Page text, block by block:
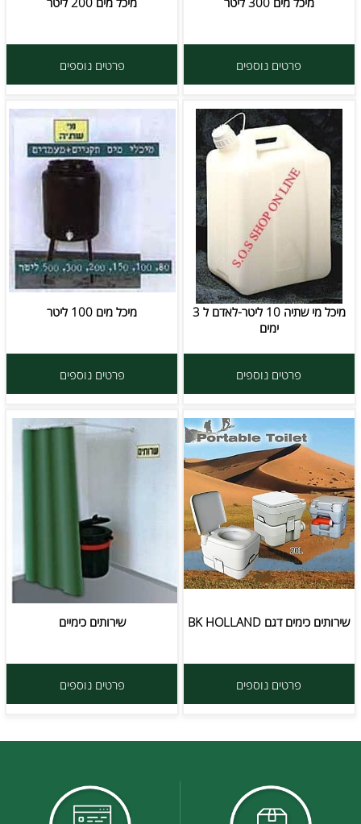
פרטים נוספים פרטים נוספים
מיכל מי שתיה 10 ליטר-לאדם ל 3
ימים
פרטים נוספים
מיכל מים 100 ליטר
פרטים נוספים
שירותים כימים דגם BK HOLLAND
פרטים נוספים
שירותים כימיים
פרטים נוספים